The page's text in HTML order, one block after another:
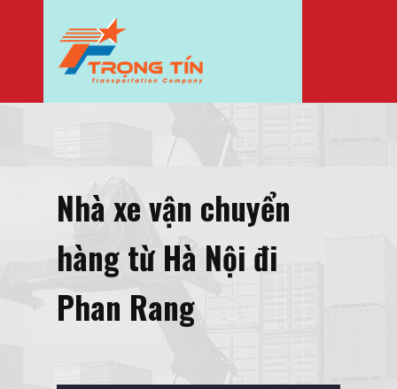
Nhà xe vận chuyển
hàng từ Hà Nội đi
Phan Rang